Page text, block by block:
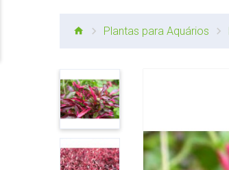
Plantas para Aquários